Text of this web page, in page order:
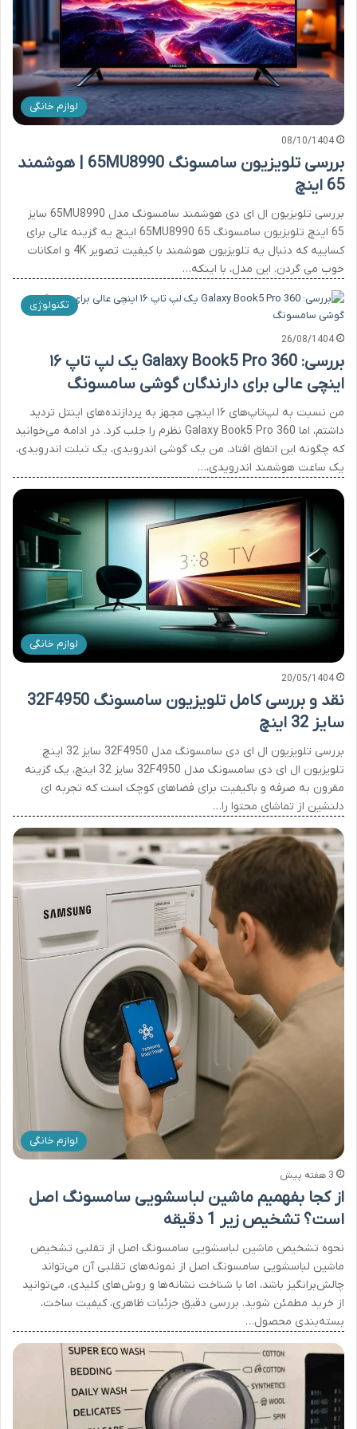
لوازم خانگی
08/10/1404
بررسی تلویزیون سامسونگ 65MU8990 | هوشمند
65 اینچ
بررسی تلویزیون ال ای دی هوشمند سامسونگ مدل 65MU8990 سایز
65 اینچ تلویزیون سامسونگ 65MU8990 65 اینچ یه گزینه عالی برای
کساییه که دنبال یه تلویزیون هوشمند با کیفیت تصویر 4K و امکانات
خوب می گردن. این مدل، با اینکه…
تکنولوژی
26/08/1404
بررسی: Galaxy Book5 Pro 360 یک لپ تاپ ۱۶
اینچی عالی برای دارندگان گوشی سامسونگ
من نسبت به لپ‌تاپ‌های ۱۶ اینچی مجهز به پردازنده‌های اینتل تردید
داشتم، اما Galaxy Book5 Pro 360 نظرم را جلب کرد. در ادامه می‌خوانید
که چگونه این اتفاق افتاد. من یک گوشی اندرویدی، یک تبلت اندرویدی،
یک ساعت هوشمند اندرویدی،…
لوازم خانگی
20/05/1404
نقد و بررسی کامل تلویزیون سامسونگ 32F4950
سایز 32 اینچ
بررسی تلویزیون ال ای دی سامسونگ مدل 32F4950 سایز 32 اینچ
تلویزیون ال ای دی سامسونگ مدل 32F4950 سایز 32 اینچ، یک گزینه
مقرون به صرفه و باکیفیت برای فضاهای کوچک است که تجربه ای
دلنشین از تماشای محتوا را…
لوازم خانگی
3 هفته پیش
از کجا بفهمیم ماشین لباسشویی سامسونگ اصل
است؟ تشخیص زیر 1 دقیقه
نحوه تشخیص ماشین لباسشویی سامسونگ اصل از تقلبی تشخیص
ماشین لباسشویی سامسونگ اصل از نمونه‌های تقلبی آن می‌تواند
چالش‌برانگیز باشد، اما با شناخت نشانه‌ها و روش‌های کلیدی، می‌توانید
از خرید مطمئن شوید. بررسی دقیق جزئیات ظاهری، کیفیت ساخت،
بسته‌بندی محصول…